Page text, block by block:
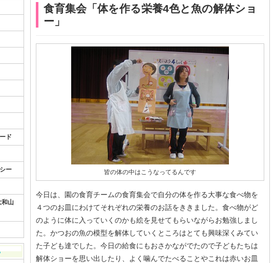
食育集会「体を作る栄養4色と魚の解体ショ
ー」
皆の体の中はこうなってるんです
今日は、園の食育チームの食育集会で自分の体を作る大事な食べ物を
４つのお皿にわけてそれぞれの栄養のお話をききました。食べ物がど
のように体に入っていくのかも絵を見せてもらいながらお勉強しまし
た。かつおの魚の模型を解体していくところはとても興味深くみてい
た子ども達でした。今日の給食にもおさかながでたので子どもたちは
解体ショーを思い出したり、よく噛んでたべることやこれは赤いお皿
ド
ー
和山